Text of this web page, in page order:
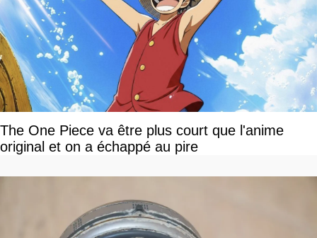
The One Piece va être plus court que l'anime
original et on a échappé au pire